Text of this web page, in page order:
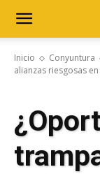
Inicio Conyuntura
alianzas riesgosas